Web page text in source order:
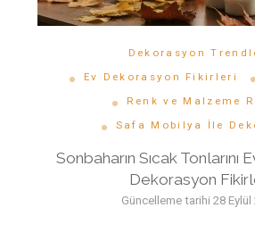
Dekorasyon
Ev Dekorasyon Fikirleri
Renk ve Malzeme
Safa Mobilya İle
Sonbaharın Sıcak Tonlarını
Dekorasyon
Güncelleme tarihi 28 Eylül